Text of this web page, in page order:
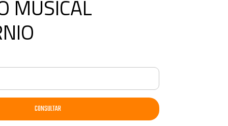
MUSICAL
CONSULTAR